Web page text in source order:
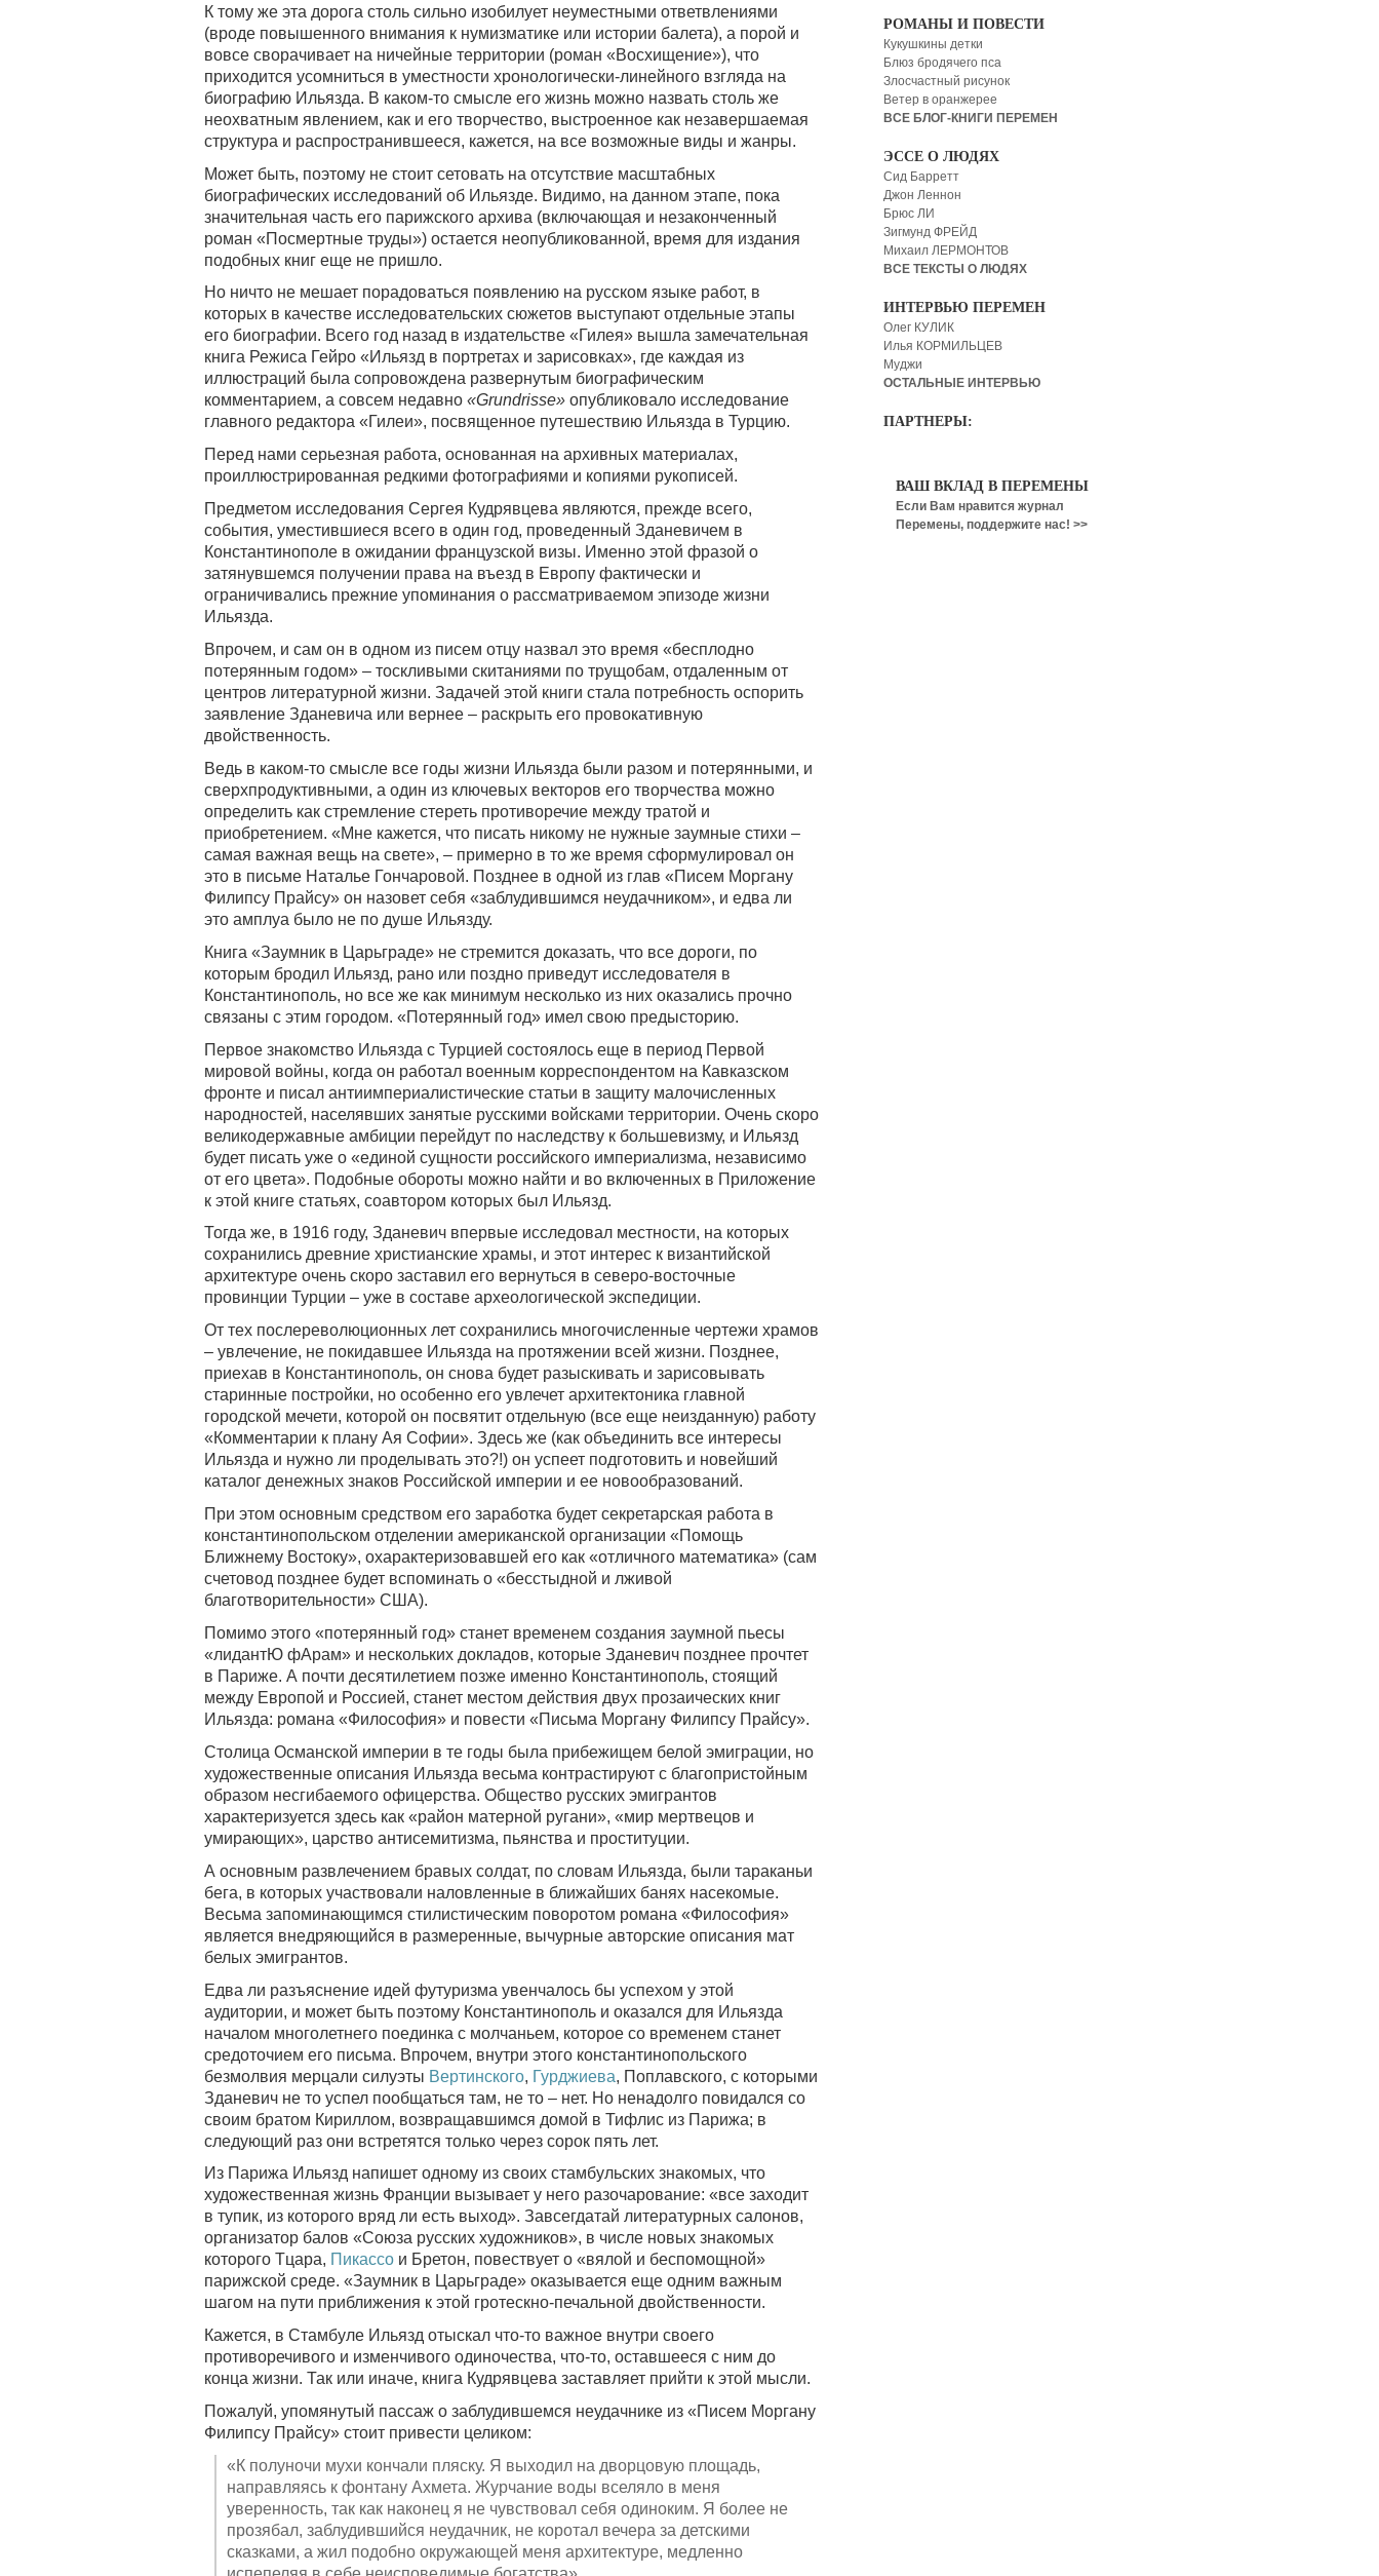
К тому же эта дорога столь сильно изобилует неуместными ответвлениями
(вроде повышенного внимания к нумизматике или истории балета), а порой и
вовсе сворачивает на ничейные территории (роман «Восхищение»), что
приходится усомниться в уместности хронологически-линейного взгляда на
биографию Ильязда. В каком-то смысле его жизнь можно назвать столь же
неохватным явлением, как и его творчество, выстроенное как незавершаемая
структура и распространившееся, кажется, на все возможные виды и жанры.
Может быть, поэтому не стоит сетовать на отсутствие масштабных
биографических исследований об Ильязде. Видимо, на данном этапе, пока
значительная часть его парижского архива (включающая и незаконченный
роман «Посмертные труды») остается неопубликованной, время для издания
подобных книг еще не пришло.
Но ничто не мешает порадоваться появлению на русском языке работ, в
которых в качестве исследовательских сюжетов выступают отдельные этапы
его биографии. Всего год назад в издательстве «Гилея» вышла замечательная
книга Режиса Гейро «Ильязд в портретах и зарисовках», где каждая из
иллюстраций была сопровождена развернутым биографическим
комментарием, а совсем недавно «Grundrisse» опубликовало исследование
главного редактора «Гилеи», посвященное путешествию Ильязда в Турцию.
Перед нами серьезная работа, основанная на архивных материалах,
проиллюстрированная редкими фотографиями и копиями рукописей.
Предметом исследования Сергея Кудрявцева являются, прежде всего,
события, уместившиеся всего в один год, проведенный Зданевичем в
Константинополе в ожидании французской визы. Именно этой фразой о
затянувшемся получении права на въезд в Европу фактически и
ограничивались прежние упоминания о рассматриваемом эпизоде жизни
Ильязда.
Впрочем, и сам он в одном из писем отцу назвал это время «бесплодно
потерянным годом» – тоскливыми скитаниями по трущобам, отдаленным от
центров литературной жизни. Задачей этой книги стала потребность оспорить
заявление Зданевича или вернее – раскрыть его провокативную
двойственность.
Ведь в каком-то смысле все годы жизни Ильязда были разом и потерянными, и
сверхпродуктивными, а один из ключевых векторов его творчества можно
определить как стремление стереть противоречие между тратой и
приобретением. «Мне кажется, что писать никому не нужные заумные стихи –
самая важная вещь на свете», – примерно в то же время сформулировал он
это в письме Наталье Гончаровой. Позднее в одной из глав «Писем Моргану
Филипсу Прайсу» он назовет себя «заблудившимся неудачником», и едва ли
это амплуа было не по душе Ильязду.
Книга «Заумник в Царьграде» не стремится доказать, что все дороги, по
которым бродил Ильязд, рано или поздно приведут исследователя в
Константинополь, но все же как минимум несколько из них оказались прочно
связаны с этим городом. «Потерянный год» имел свою предысторию.
Первое знакомство Ильязда с Турцией состоялось еще в период Первой
мировой войны, когда он работал военным корреспондентом на Кавказском
фронте и писал антиимпериалистические статьи в защиту малочисленных
народностей, населявших занятые русскими войсками территории. Очень скоро
великодержавные амбиции перейдут по наследству к большевизму, и Ильязд
будет писать уже о «единой сущности российского империализма, независимо
от его цвета». Подобные обороты можно найти и во включенных в Приложение
к этой книге статьях, соавтором которых был Ильязд.
Тогда же, в 1916 году, Зданевич впервые исследовал местности, на которых
сохранились древние христианские храмы, и этот интерес к византийской
архитектуре очень скоро заставил его вернуться в северо-восточные
провинции Турции – уже в составе археологической экспедиции.
От тех послереволюционных лет сохранились многочисленные чертежи храмов
– увлечение, не покидавшее Ильязда на протяжении всей жизни. Позднее,
приехав в Константинополь, он снова будет разыскивать и зарисовывать
старинные постройки, но особенно его увлечет архитектоника главной
городской мечети, которой он посвятит отдельную (все еще неизданную) работу
«Комментарии к плану Ая Софии». Здесь же (как объединить все интересы
Ильязда и нужно ли проделывать это?!) он успеет подготовить и новейший
каталог денежных знаков Российской империи и ее новообразований.
При этом основным средством его заработка будет секретарская работа в
константинопольском отделении американской организации «Помощь
Ближнему Востоку», охарактеризовавшей его как «отличного математика» (сам
счетовод позднее будет вспоминать о «бесстыдной и лживой
благотворительности» США).
Помимо этого «потерянный год» станет временем создания заумной пьесы
«лидантЮ фАрам» и нескольких докладов, которые Зданевич позднее прочтет
в Париже. А почти десятилетием позже именно Константинополь, стоящий
между Европой и Россией, станет местом действия двух прозаических книг
Ильязда: романа «Философия» и повести «Письма Моргану Филипсу Прайсу».
Столица Османской империи в те годы была прибежищем белой эмиграции, но
художественные описания Ильязда весьма контрастируют с благопристойным
образом несгибаемого офицерства. Общество русских эмигрантов
характеризуется здесь как «район матерной ругани», «мир мертвецов и
умирающих», царство антисемитизма, пьянства и проституции.
А основным развлечением бравых солдат, по словам Ильязда, были тараканьи
бега, в которых участвовали наловленные в ближайших банях насекомые.
Весьма запоминающимся стилистическим поворотом романа «Философия»
является внедряющийся в размеренные, вычурные авторские описания мат
белых эмигрантов.
Едва ли разъяснение идей футуризма увенчалось бы успехом у этой
аудитории, и может быть поэтому Константинополь и оказался для Ильязда
началом многолетнего поединка с молчаньем, которое со временем станет
средоточием его письма. Впрочем, внутри этого константинопольского
безмолвия мерцали силуэты Вертинского, Гурджиева, Поплавского, с которыми
Зданевич не то успел пообщаться там, не то – нет. Но ненадолго повидался со
своим братом Кириллом, возвращавшимся домой в Тифлис из Парижа; в
следующий раз они встретятся только через сорок пять лет.
Из Парижа Ильязд напишет одному из своих стамбульских знакомых, что
художественная жизнь Франции вызывает у него разочарование: «все заходит
в тупик, из которого вряд ли есть выход». Завсегдатай литературных салонов,
организатор балов «Союза русских художников», в числе новых знакомых
которого Тцара, Пикассо и Бретон, повествует о «вялой и беспомощной»
парижской среде. «Заумник в Царьграде» оказывается еще одним важным
шагом на пути приближения к этой гротескно-печальной двойственности.
Кажется, в Стамбуле Ильязд отыскал что-то важное внутри своего
противоречивого и изменчивого одиночества, что-то, оставшееся с ним до
конца жизни. Так или иначе, книга Кудрявцева заставляет прийти к этой мысли.
Пожалуй, упомянутый пассаж о заблудившемся неудачнике из «Писем Моргану
Филипсу Прайсу» стоит привести целиком:
«К полуночи мухи кончали пляску. Я выходил на дворцовую площадь,
направляясь к фонтану Ахмета. Журчание воды вселяло в меня
уверенность, так как наконец я не чувствовал себя одиноким. Я более не
прозябал, заблудившийся неудачник, не коротал вечера за детскими
сказками, а жил подобно окружающей меня архитектуре, медленно
РОМАНЫ И ПОВЕСТИ
Кукушкины детки
Блюз бродячего пса
Злосчастный рисунок
Ветер в оранжерее
ВСЕ БЛОГ-КНИГИ ПЕРЕМЕН
ЭССЕ О ЛЮДЯХ
Сид Барретт
Джон Леннон
Брюс ЛИ
Зигмунд ФРЕЙД
Михаил ЛЕРМОНТОВ
ВСЕ ТЕКСТЫ О ЛЮДЯХ
ИНТЕРВЬЮ ПЕРЕМЕН
Олег КУЛИК
Илья КОРМИЛЬЦЕВ
Муджи
ОСТАЛЬНЫЕ ИНТЕРВЬЮ
ПАРТНЕРЫ:
ВАШ ВКЛАД В ПЕРЕМЕНЫ
Если Вам нравится журнал
Перемены, поддержите нас! >>